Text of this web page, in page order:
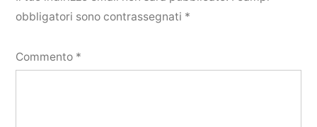
obbligatori sono contrassegnati *
Commento *